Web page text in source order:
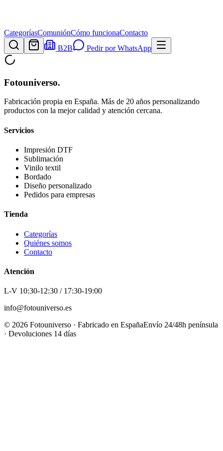
CategoríasComuniónCómo funcionaContacto
B2B
Pedir por WhatsApp
Fotouniverso.
Fabricación propia en España. Más de 20 años personalizando
productos con la mejor calidad y atención cercana.
Servicios
Impresión DTF
Sublimación
Vinilo textil
Bordado
Diseño personalizado
Pedidos para empresas
Tienda
Categorías
Quiénes somos
Contacto
Atención
L-V 10:30-12:30 / 17:30-19:00
info@fotouniverso.es
© 2026 Fotouniverso · Fabricado en EspañaEnvío 24/48h península
· Devoluciones 14 días